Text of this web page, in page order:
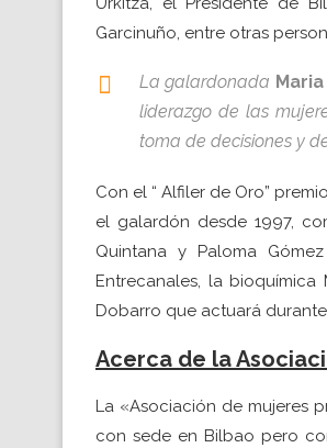
Garcinuño, entre otras
La galardonada
liderazgo de las
toma de decisiones y
Con el “ Alfiler de Oro”
el galardón desde 1997,
Quintana y Paloma
Entrecanales, la bioquímica
Dobarro que actuará
Acerca de la
La «Asociación de mujeres
con sede en Bilbao pero